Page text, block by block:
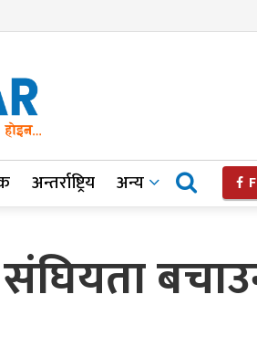
अन्तर्राष्ट्रिय अन्य
संघियता